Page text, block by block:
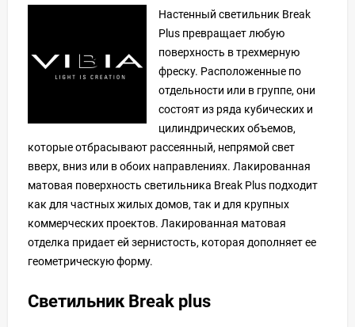
Настенный светильник Break
Plus превращает любую
поверхность в трехмерную
фреску. Расположенные по
отдельности или в группе, они
состоят из ряда кубических и
цилиндрических объемов,
которые отбрасывают рассеянный, непрямой свет
вверх, вниз или в обоих направлениях. Лакированная
матовая поверхность светильника Break Plus подходит
как для частных жилых домов, так и для крупных
коммерческих проектов. Лакированная матовая
отделка придает ей зернистость, которая дополняет ее
геометрическую форму.
Светильник Break plus